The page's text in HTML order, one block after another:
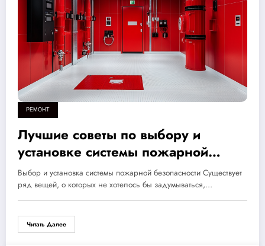
РЕМОНТ
Лучшие советы по выбору и
установке системы пожарной
безопасности для дома и бизнеса:
защитите свои активы!
Выбор и установка системы пожарной безопасности Существует
ряд вещей, о которых не хотелось бы задумываться,…
Читать Далее